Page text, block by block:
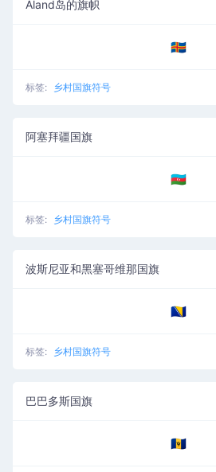
Åland岛的旗帜
🇦🇽
标签: 乡村国旗符号
阿塞拜疆国旗
🇦🇿
标签: 乡村国旗符号
波斯尼亚和黑塞哥维那国旗
🇧🇦
标签: 乡村国旗符号
巴巴多斯国旗
🇧🇧